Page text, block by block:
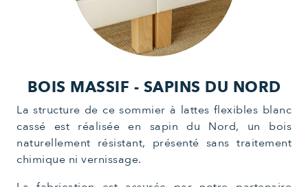
BOIS MASSIF - SAPINS DU NORD
La structure de ce sommier à lattes flexibles blanc
cassé est réalisée en sapin du Nord, un bois
naturellement résistant, présenté sans traitement
chimique ni vernissage.